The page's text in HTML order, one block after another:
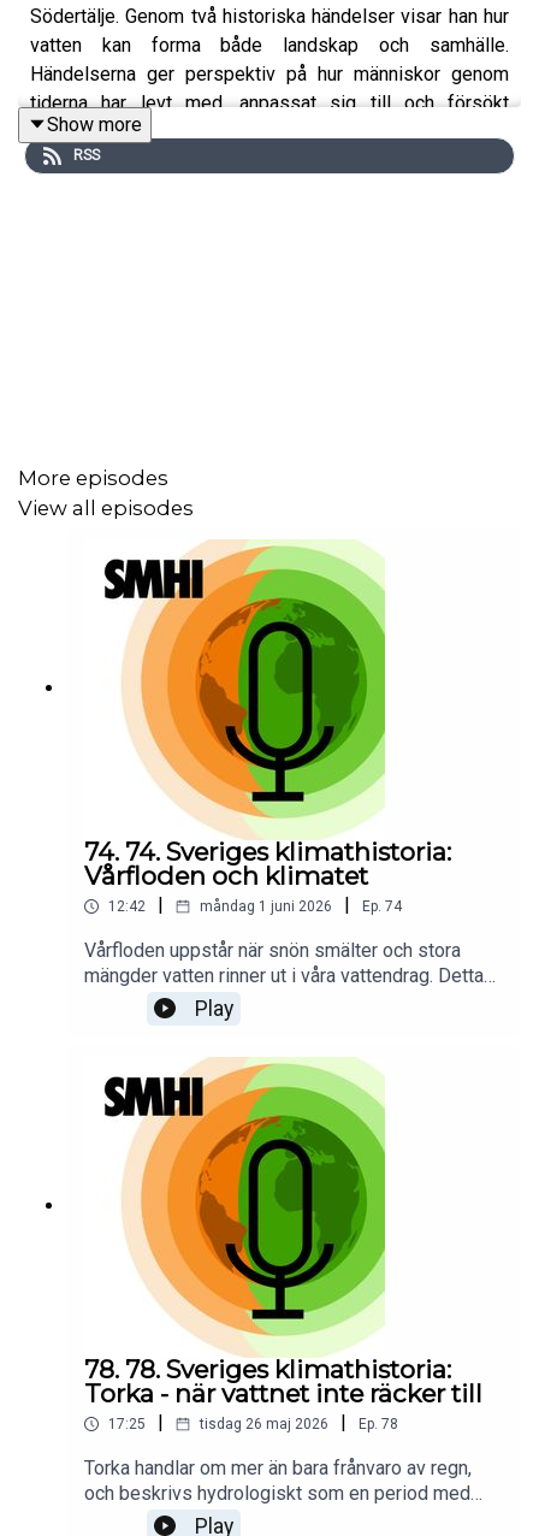
Södertälje. Genom två historiska händelser visar han hur
vatten kan forma både landskap och samhälle.
Händelserna ger perspektiv på hur människor genom
tiderna har levt med, anpassat sig till och försökt
kontrollera vattnet.
Show more
RSS
More episodes
View all episodes
74. 74. Sveriges klimathistoria:
Vårfloden och klimatet
12:42 | måndag 1 juni 2026 | Ep. 74
Vårfloden uppstår när snön smälter och stora
mängder vatten rinner ut i våra vattendrag. Detta
är ett återkommande och viktigt inslag i Sveriges
hydrologi. Men vad händer med vårfloden när
vintrarna blir kortare och snön minskar? Till vår
hjälp för att svara på alla frågor kring hur ett
förändrat klimat påverkar vårfloden har vi
hydrologen Katarina Stensen. Hon delar också
med sig av en minnesvärd vårflod som kanske
inte riktigt blev som hon trodde. Programledare
för poddserien Sveriges klimathistoria är Priya
Eklund.
Play
78. 78. Sveriges klimathistoria:
Torka - när vattnet inte räcker till
17:25 tisdag 26 maj 2026 Ep. 78
Torka handlar om mer än bara frånvaro av regn,
och beskrivs hydrologiskt som en period med
underskott av vatten i mark, vattendrag eller
Play